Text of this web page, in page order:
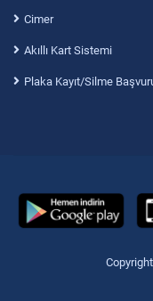
Cimer
Akıllı Kart Sistemi
Plaka Kayıt/Silme